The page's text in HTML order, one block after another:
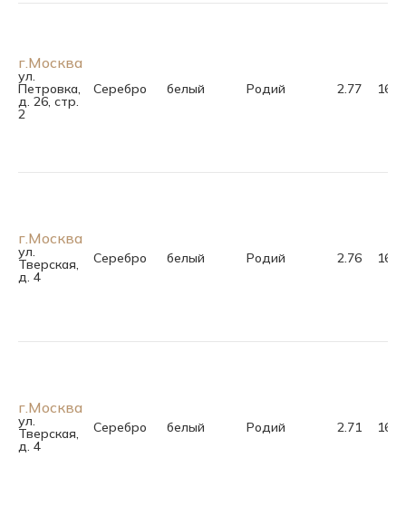
г.Москва
ул.
Петровка,
д. 26, стр.
2
Серебро белый Родий 2.77 16.0
г.Москва
ул.
Тверская,
д. 4
Серебро белый Родий 2.76 16.0
г.Москва
ул.
Тверская,
д. 4
Серебро белый Родий 2.71 16.5